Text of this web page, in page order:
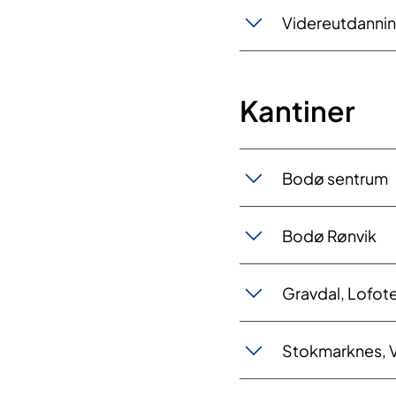
Kantiner
Bodø​​​ sentrum
Bodø R​ønvik
Gravdal,
Stokmarknes,